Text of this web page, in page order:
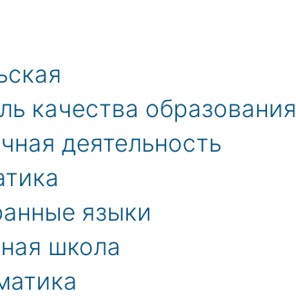
качества образования
деятельность
языки
школа